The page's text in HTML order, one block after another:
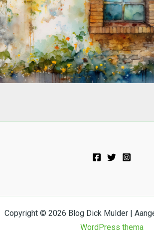
Copyright © 2026 Blog Dick Mulder |
WordPress thema